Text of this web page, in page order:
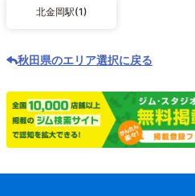
北金岡駅(1)
秋田県のエリア選択に戻る